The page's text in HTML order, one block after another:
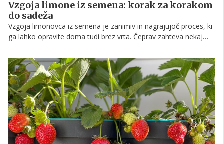
Vzgoja limone iz semena: korak za korakom
do sadeža
Vzgoja limonovca iz semena je zanimiv in nagrajujoč proces, ki
ga lahko opravite doma tudi brez vrta. Čeprav zahteva nekaj
obrodi sadove. Po podatkih vrtnarskih strokovnjakov je ključ do
uspeha pravilna priprava semena, ustrezna zemlja in dosledna
nega skozi vse faze rasti.